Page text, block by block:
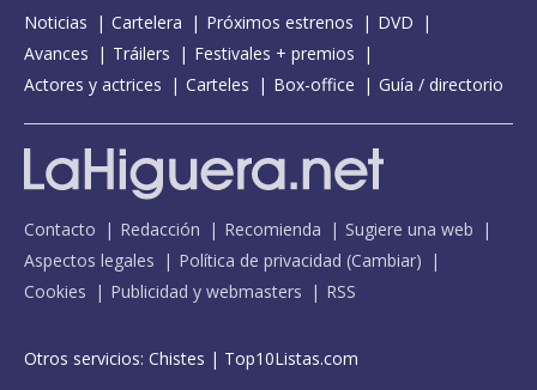
Noticias Cartelera Próximos estrenos
DVD
Avances
Tráilers
Festivales + premios
Actores y actrices
Carteles Box-office Guía / directorio
Contacto Redacción Recomienda
Sugiere una web
Aspectos legales
Política de privacidad (Cambiar)
Cookies
Publicidad y webmasters RSS
Otros servicios: Chistes | Top10Listas.com